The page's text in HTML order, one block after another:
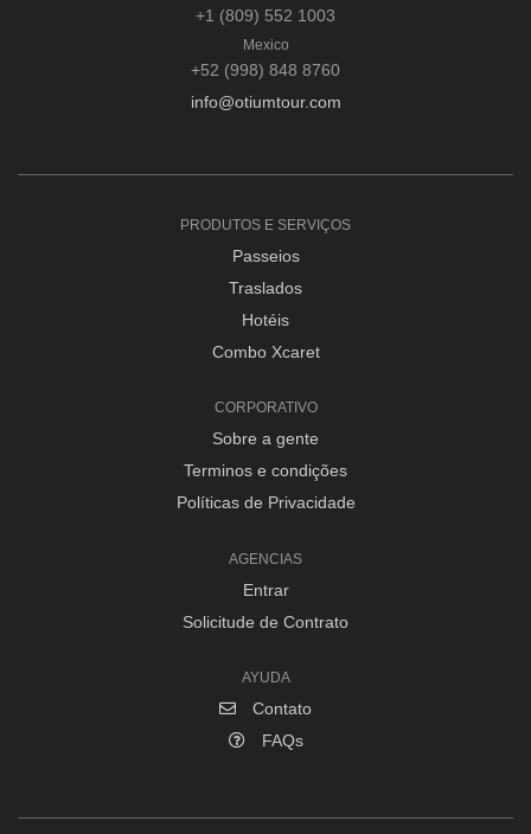
+1 (809) 552 1003
Mexico
+52 (998) 848 8760
info@otiumtour.com
PRODUTOS E SERVIÇOS
Passeios
Traslados
Hotéis
Combo Xcaret
CORPORATIVO
Sobre a gente
Terminos e condições
Políticas de Privacidade
AGENCIAS
Entrar
Solicitude de Contrato
AYUDA
Contato
FAQs